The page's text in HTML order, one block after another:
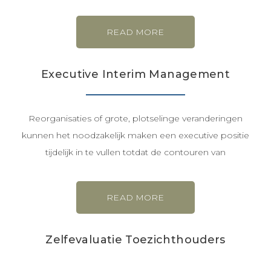
READ MORE
Executive Interim Management
Reorganisaties of grote, plotselinge veranderingen
kunnen het noodzakelijk maken een executive positie
tijdelijk in te vullen totdat de contouren van
READ MORE
Zelfevaluatie Toezichthouders